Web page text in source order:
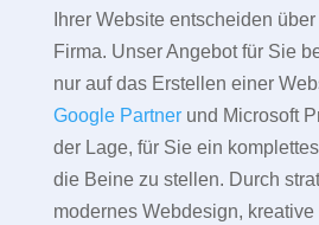
Ihrer Website entscheiden
Firma. Unser Angebot für Sie
nur auf das Erstellen einer
Google Partnerund Microsoft
der Lage, für Sie ein
die Beine zu stellen. Durch
modernes Webdesign,